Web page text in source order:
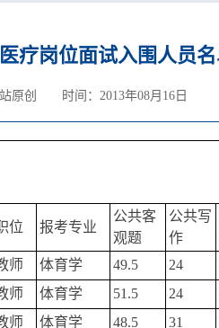
疗岗位面试入围人员
原创 时间：2013年08月16日
位 报考专业
公共客
观题
公共写
作
师 体育学 49.5 24
师 体育学 51.5 24
师 体育学 48.5 31